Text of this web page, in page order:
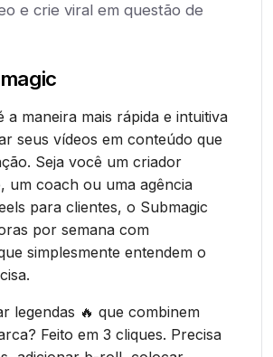
e crie viral em questão de
a maneira mais rápida e intuitiva
seus vídeos em conteúdo que
Seja você um criador
um coach ou uma agência
para clientes, o Submagic
por semana com
simplesmente entendem o
legendas 🔥 que combinem
Feito em 3 cliques. Precisa